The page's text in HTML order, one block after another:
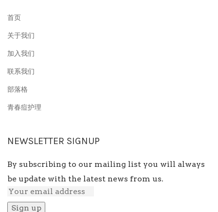
首页
关于我们
加入我们
联系我们
部落格
青春痘护理
NEWSLETTER SIGNUP
By subscribing to our mailing list you will always
be update with the latest news from us.